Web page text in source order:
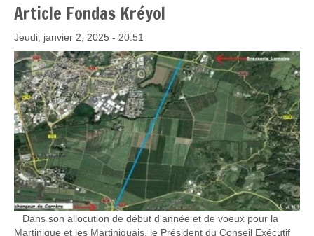
Article Fondas Kréyol
Jeudi, janvier 2, 2025 - 20:51
Dans son allocution de début d'année et de voeux pour la
Martinique et les Martiniquais, le Président du Conseil Exécutif